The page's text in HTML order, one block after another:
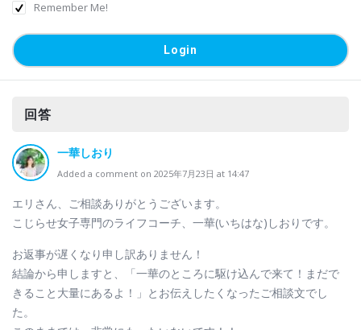
Remember Me!
回答
一華しおり
Added a comment on 2025年7月23日 at 14:47
エリさん、ご相談ありがとうございます。
こじらせ女子専門のライフコーチ、一華(いちはな)しおりです。
お返事が遅くなり申し訳ありません！
結論から申しますと、「一華のところに駆け込んで来て！まだで
きること大量にあるよ！」とお伝えしたくなったご相談文でし
た。